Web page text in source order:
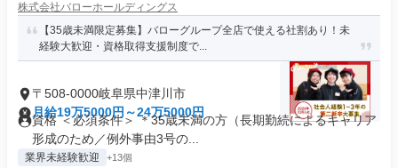
株式会社バローホールディングス
【35歳未満限定募集】バローグループ全店で使える社割あり！未
経験大歓迎・資格取得支援制度で...
〒508-0000岐阜県中津川市
月給19万5000円～24万5000円
資格 ＜必須条件＞ ＊35歳未満の方（長期勤続によるキャリア
形成のため／例外事由3号の...
業界未経験歓迎 +13個